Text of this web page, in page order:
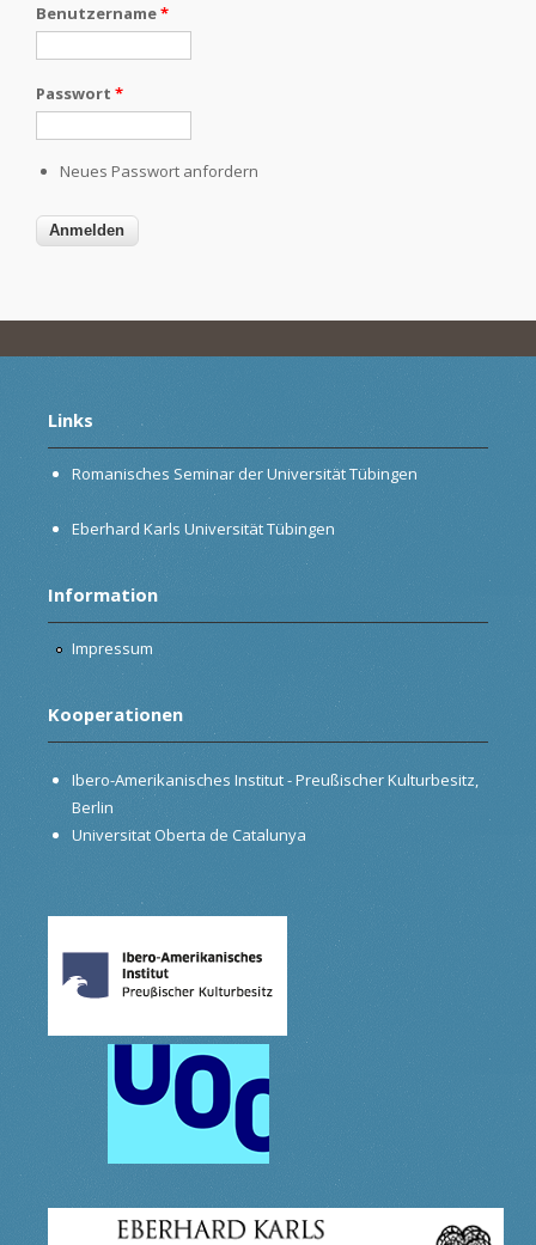
Benutzername*
Passwort *
Neues Passwort anfordern
Links
Romanisches Seminar der Universität Tübingen
Eberhard Karls Universität Tübingen
Information
Impressum
Kooperationen
Ibero-Amerikanisches Institut - Preußischer Kulturbesitz,
Berlin
Universitat Oberta de Catalunya